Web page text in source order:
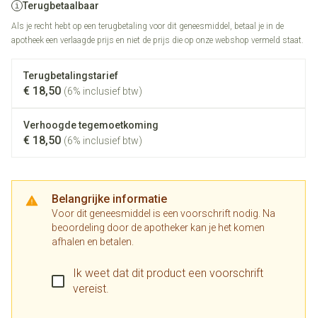
Terugbetaalbaar
Als je recht hebt op een terugbetaling voor dit geneesmiddel, betaal je in de
apotheek een verlaagde prijs en niet de prijs die op onze webshop vermeld staat.
Terugbetalingstarief
€ 18,50 (6% inclusief btw)
Verhoogde tegemoetkoming
€ 18,50 (6% inclusief btw)
Belangrijke informatie
Voor dit geneesmiddel is een voorschrift nodig. Na
beoordeling door de apotheker kan je het komen
afhalen en betalen.
Ik weet dat dit product een voorschrift
vereist.